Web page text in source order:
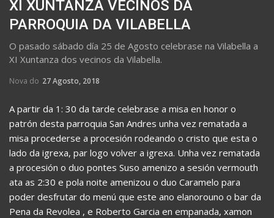
XI XUNTANZA VECIÑOS DA
PARROQUIA DA VILABELLA
O pasado sábado día 25 de Agosto celebrase na Vilabella a
XI Xuntanza dos vecinos da Vilabella.
Nova do 27 Agosto, 2018
A partir da 1: 30 da tarde celebrase a misa en honor o
patrón desta parroquia San Andres unha vez rematada a
misa procederse a procesión rodeando o cristo que esta o
lado da igrexa, par logo volver a igrexa. Unha vez rematada
a procesión o duo pontes Suso amenizo a sesión vermouth
ata as 2:30 e pola noite amenizou o duo Caramelo para
poder desfrutar do menú que este ano elanorouno o bar da
Pena da Revolea , e Roberto Garcia en empanada, xamon